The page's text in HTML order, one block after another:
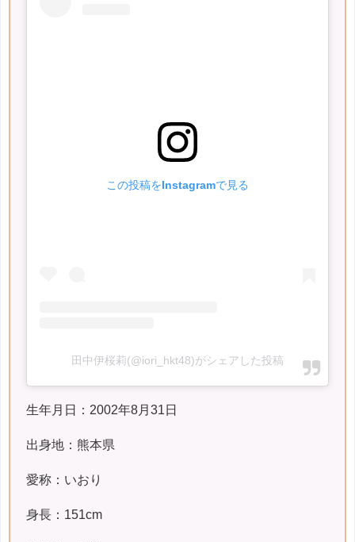
この投稿をInstagramで見る
田中伊桜莉(@iori_hkt48)がシェアした投稿
生年月日：2002年8月31日
出身地：熊本県
愛称：いおり
身長：151cm